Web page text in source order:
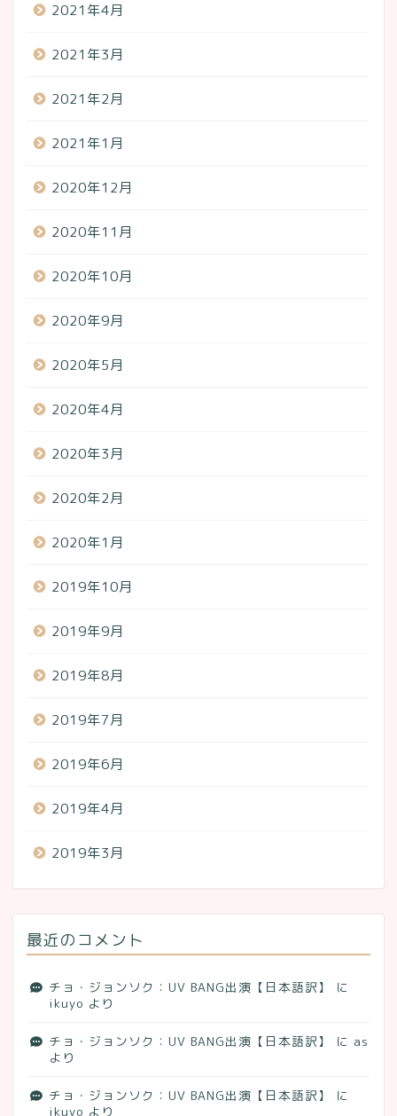
2021年4月
2021年3月
2021年2月
2021年1月
2020年12月
2020年11月
2020年10月
2020年9月
2020年5月
2020年4月
2020年3月
2020年2月
2020年1月
2019年10月
2019年9月
2019年8月
2019年7月
2019年6月
2019年4月
2019年3月
最近のコメント
チョ・ジョンソク：UV BANG出演【日本語訳】
に
ikuyo より
チョ・ジョンソク：UV BANG出演【日本語訳】 に as
より
チョ・ジョンソク：UV BANG出演【日本語訳】
に
ikuyo より